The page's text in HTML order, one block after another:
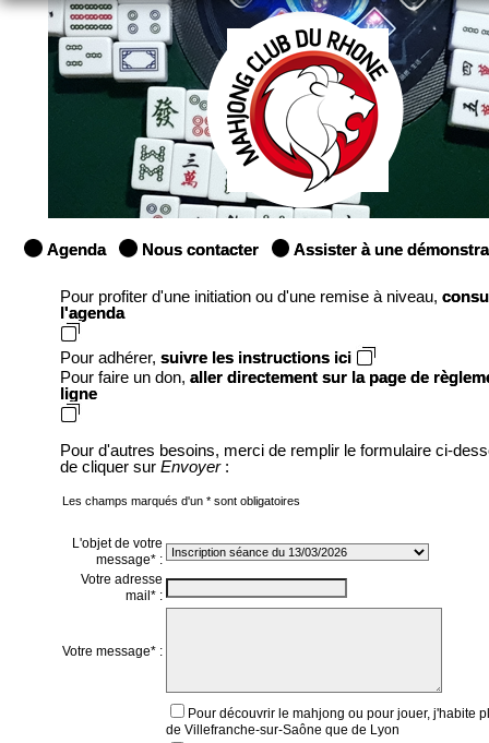
Agenda Nous contacter Assister à une
Pour profiter d'une initiation ou d'une remise à niveau,
l'agenda
Pour adhérer, suivre les instructions ici
Pour faire un don, aller directement sur la page de
ligne
Pour d'autres besoins, merci de remplir le formulaire ci-
de cliquer sur Envoyer:
Les champs marqués d'un * sont obligatoires
L'objet de votre
message* :
Votre adresse
mail* :
Votre message* :
Pour découvrir le mahjong ou pour jouer, j'habite
de Villefranche-sur-Saône que de Lyon